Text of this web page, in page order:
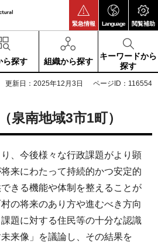
緊急情報 Language 閲覧補助
ら探す 組織から探す
キーワードから
探す
更新日：2025年12月3日 ページID：116554
泉南地域3市1町）
、今後様々な行政課題がより顕
来にわたって持続的かつ安定的
きる機能や体制を整えることが
の将来のあり方や進むべき方向
題に対する住民等の十分な認識
来像」を議論し、その結果を